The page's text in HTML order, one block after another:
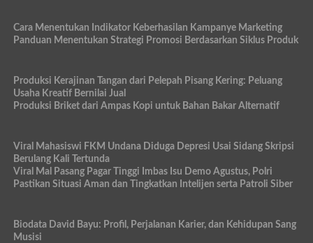
Cara Menentukan Indikator Keberhasilan Kampanye Marketing
Panduan Menentukan Strategi Promosi Berdasarkan Siklus Produk
Produksi Kerajinan Tangan dari Pelepah Pisang Kering: Peluang
Usaha Kreatif Bernilai Jual
Produksi Briket dari Ampas Kopi untuk Bahan Bakar Alternatif
Viral Mahasiswi FKM Undana Diduga Depresi Usai Sidang Skripsi
Berulang Kali Tertunda
Viral Mal Pasang Pagar Tinggi Imbas Isu Demo Agustus, Polri
Pastikan Situasi Aman dan Tingkatkan Intelijen serta Patroli Siber
Biodata David Bayu: Profil, Perjalanan Karier, dan Kehidupan Sang
Musisi